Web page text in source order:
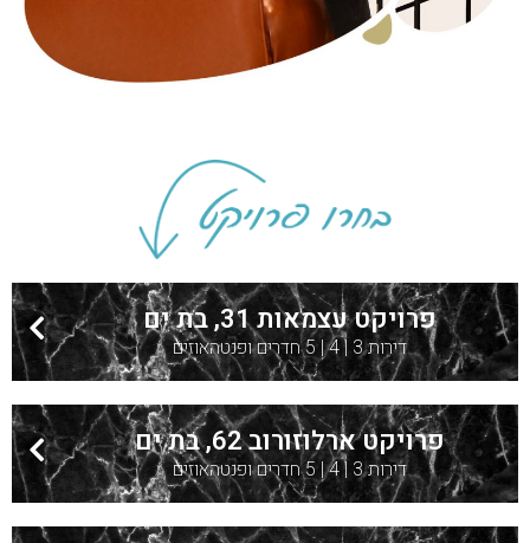
פרויקט עצמאות 31, בת ים
דירות 3 | 4 | 5 חדרים ופנטהאוזים
פרויקט ארלוזורוב 62, בת ים
דירות 3 | 4 | 5 חדרים ופנטהאוזים